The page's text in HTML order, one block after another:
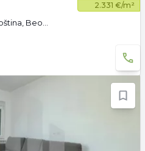
2.331 €/m²
Učiteljsko Naselje, Zvezdara opština, Beograd